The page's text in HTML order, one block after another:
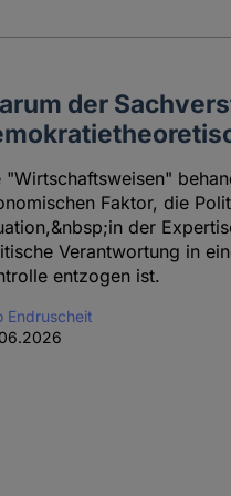
der
"Wirtschaftsweisen"
Faktor, die
der
Verantwortung in
entzogen ist.
Endruscheit